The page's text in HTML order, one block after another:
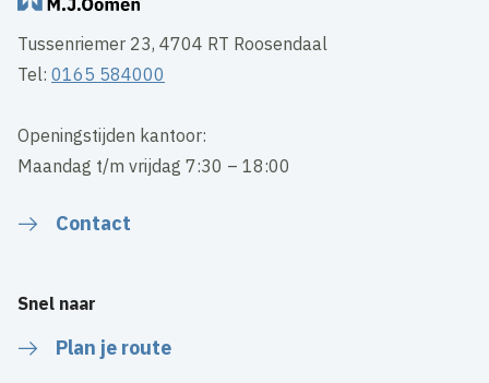
Tussenriemer 23, 4704 RT Roosendaal
Tel:0165 584000
Openingstijden kantoor:
Maandag t/m vrijdag 7:30 – 18:00
Contact
Snel naar
Plan je route